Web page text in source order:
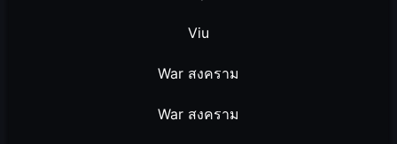
Viu
War สงคราม
War สงคราม